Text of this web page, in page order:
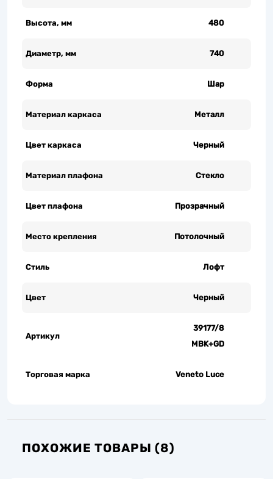
Высота, мм 480
Диаметр, мм 740
Форма Шар
Материал каркаса Металл
Цвет каркаса Черный
Материал плафона Стекло
Цвет плафона Прозрачный
Место крепления Потолочный
Стиль Лофт
Цвет Черный
Артикул
39177/8
MBK+GD
Торговая марка Veneto Luce
ПОХОЖИЕ ТОВАРЫ (8)